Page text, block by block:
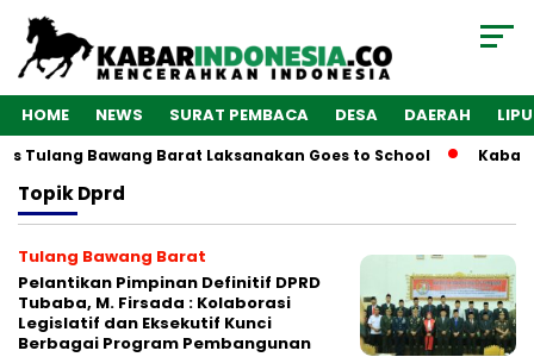
HOME NEWS SURAT PEMBACA DESA DAERAH
Tulang Bawang Barat Laksanakan Goes to School
TopikDprd
Tulang Bawang Barat
Pelantikan Pimpinan Definitif DPRD
Tubaba, M. Firsada : Kolaborasi
Legislatif dan Eksekutif Kunci
Berbagai Program Pembangunan